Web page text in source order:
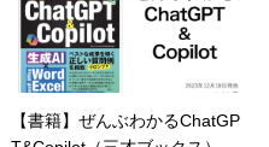
【書籍】ぜんぶわかるChatGP